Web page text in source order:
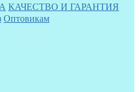
КАЧЕСТВО И ГАРАНТИЯ
Оптовикам